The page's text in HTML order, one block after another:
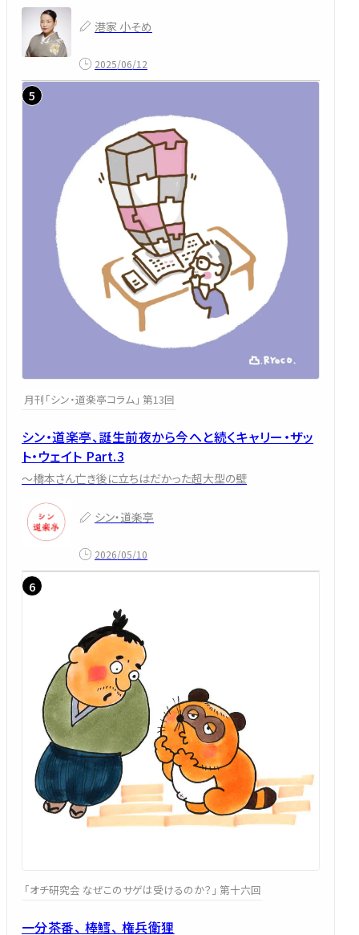
港家 小そめ
2025/06/12
月刊「シン・道楽亭コラム」 第13回
シン・道楽亭、誕生前夜から今へと続くキャリー・ザッ
ト・ウェイト Part.3
～橋本さん亡き後に立ちはだかった超大型の壁
シン・道楽亭
2026/05/10
「オチ研究会 なぜこのサゲは受けるのか？」 第十六回
一分茶番、 棒鱈、 権兵衛狸